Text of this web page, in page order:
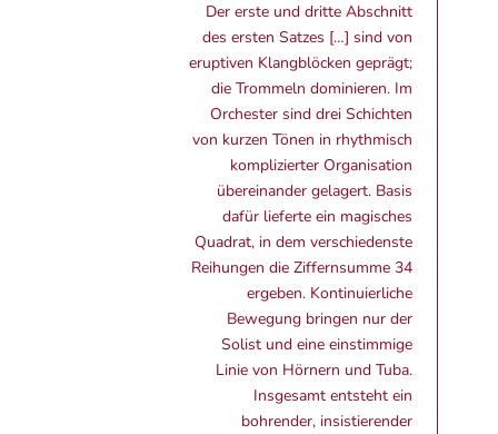
Der erste und dritte Abschnitt
des ersten Satzes […] sind von
eruptiven Klangblöcken geprägt;
die Trommeln dominieren. Im
Orchester sind drei Schichten
von kurzen Tönen in rhythmisch
komplizierter Organisation
übereinander gelagert. Basis
dafür lieferte ein magisches
Quadrat, in dem verschiedenste
Reihungen die Ziffernsumme 34
ergeben. Kontinuierliche
Bewegung bringen nur der
Solist und eine einstimmige
Linie von Hörnern und Tuba.
Insgesamt entsteht ein
bohrender, insistierender